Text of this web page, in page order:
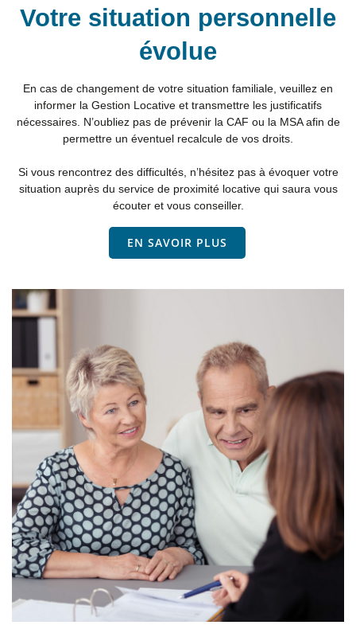
Votre situation personnelle
évolue
En cas de changement de votre situation familiale, veuillez en
informer la Gestion Locative et transmettre les justificatifs
nécessaires. N’oubliez pas de prévenir la CAF ou la MSA afin de
permettre un éventuel recalcule de vos droits.
Si vous rencontrez des difficultés, n’hésitez pas à évoquer votre
situation auprès du service de proximité locative qui saura vous
écouter et vous conseiller.
EN SAVOIR PLUS